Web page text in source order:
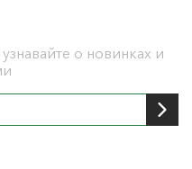
о новинках и